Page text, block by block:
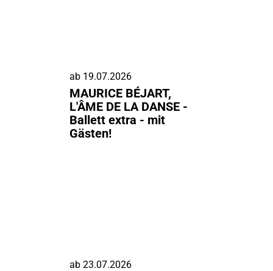
ab 19.07.2026
MAURICE BÉJART,
L'ÂME DE LA DANSE -
Ballett extra - mit
Gästen!
ab 23.07.2026